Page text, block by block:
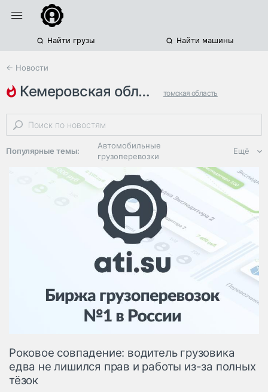
Найти грузы Найти машины
← Новости
кемеровская область томская область
новосибирская область новокузнецк
Популярные темы:
Автомобильные
грузоперевозки
Региональная
логистика
ЭДО, ИТ в
логистике
Дороги,
инфраструктура
Логистика, грузы
Негабаритные и
опасные грузы
Безопасность и
Таможня и ВЭД
Ещё
Роковое совпадение: водитель грузовика
едва не лишился прав и работы из-за полных
тёзок